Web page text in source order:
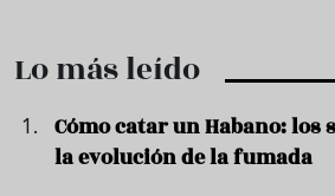
Lo más leído
Cómo catar un Habano:
la evolución de la fumada